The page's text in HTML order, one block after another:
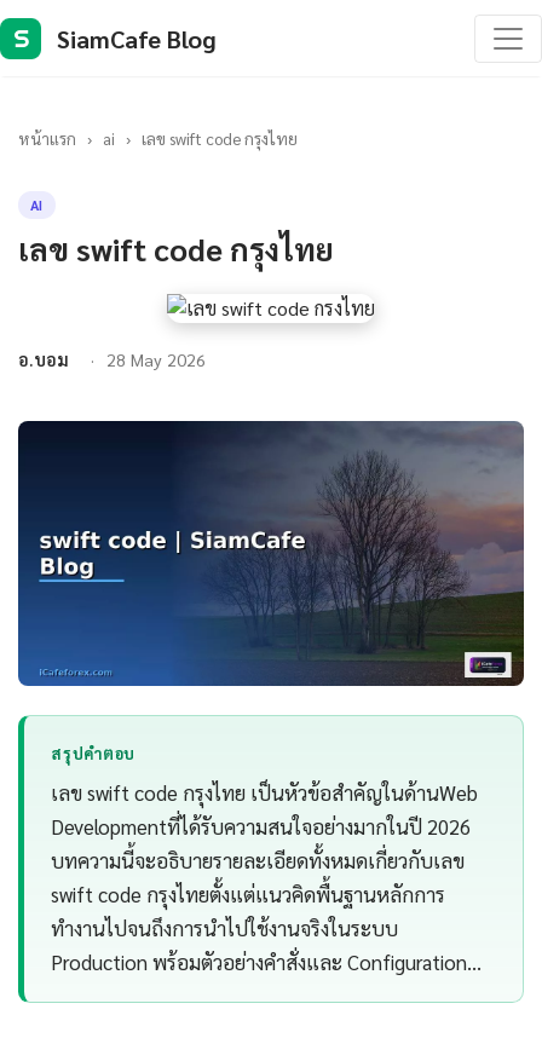
S SiamCafe Blog
หน้าแรก › ai › เลข swift code กรุงไทย
AI
เลข swift code กรุงไทย
อ.บอม 28 May 2026
สรุปคำตอบ
เลข swift code กรุงไทย เป็นหัวข้อสำคัญในด้านWeb
Developmentที่ได้รับความสนใจอย่างมากในปี 2026
บทความนี้จะอธิบายรายละเอียดทั้งหมดเกี่ยวกับเลข
swift code กรุงไทยตั้งแต่แนวคิดพื้นฐานหลักการ
ทำงานไปจนถึงการนำไปใช้งานจริงในระบบ
Production พร้อมตัวอย่างคำสั่งและ Configuration…